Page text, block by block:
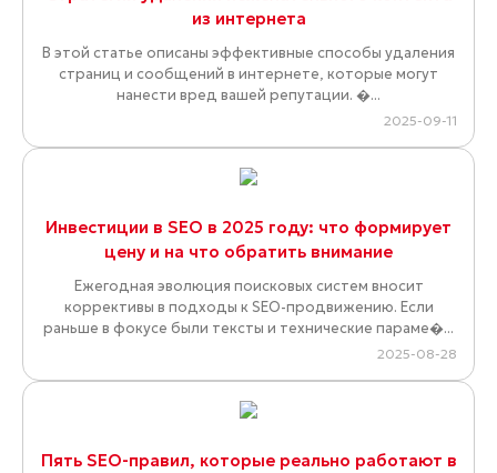
из интернета
В этой статье описаны эффективные способы удаления
страниц и сообщений в интернете, которые могут
нанести вред вашей репутации. �...
2025-09-11
Инвестиции в SEO в 2025 году: что формирует
цену и на что обратить внимание
Ежегодная эволюция поисковых систем вносит
коррективы в подходы к SEO-продвижению. Если
раньше в фокусе были тексты и технические параме�...
2025-08-28
Пять SEO-правил, которые реально работают в